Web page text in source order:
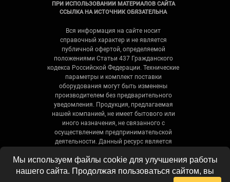
ПРИ ИСПОЛЬЗОВАНИИ МАТЕРИАЛОВ САЙТА
ССЫЛКА НА ИСТОЧНИК ОБЯЗАТЕЛЬНА
Вся информация на сайте носит
справочный характер и не является
публичной офертой, определяемой
положениями Статьи 437 Гражданского
кодекса Российской Федерации. Технические
параметры и комплект поставки
оборудования могут быть изменены
производителем без предварительного
уведомления. Продукция, предлагаемая
нашей компанией, не имеет бытового или
иного назначения, не связанного с
осуществлением предпринимательской
деятельности. Данный ресурс является
не является интернет-магазином и носит
исключительно информационный характер.
Мы используем файлы cookie для улучшения работы
нашего сайта. Продолжая пользоваться сайтом, вы